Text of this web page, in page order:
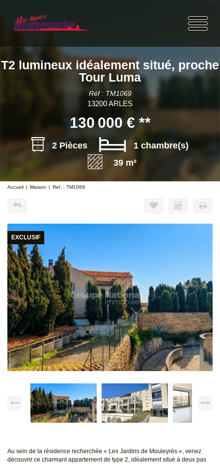
T2 lumineux idéalement situé, proche
Tour Luma
Réf : TM1069
13200 ARLES
130 000 € **
2 Pièces
1 chambre(s)
39 m²
Accueil Maison Ref. : TM1069
EXCLUSIF
Au sein de la résidence recherchée « Les Jardins de Mouleyrès », venez
découvrir ce charmant appartement de type 2, idéalement situé à deux pas